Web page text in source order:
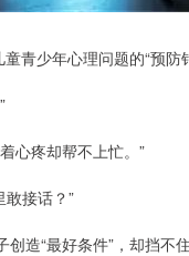
青少年心理问题的“预防
心疼却帮不上忙。”
敢接话？”
造“最好条件”，却挡